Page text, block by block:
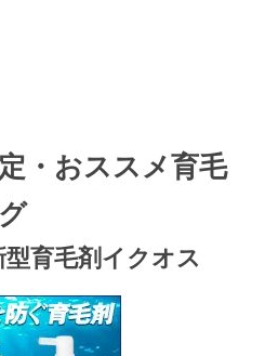
・おススメ育毛
育毛剤イクオス